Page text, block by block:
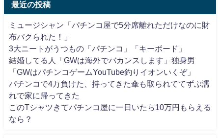
最近の投稿
ミュージシャン「パチンコ屋で5分席離れただけなのに財
布パクられた！」
3大ニートがうつもの「パチンコ」「キーボード」
結婚してる人「GWは海外でバカンスします」独身男
「GWはパチンコゲームYouTube釣りイオンいくぞ」
パチンコで4万負けた、持ってきた傘も取られててずぶ濡
れで家に帰ってきた
このTシャツきてパチンコ屋に一日いたら10万円もらえる
なら？